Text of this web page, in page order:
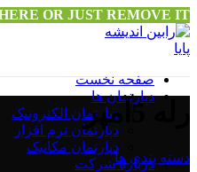
OR JUST REMOVE IT…
صفحه نخست
دپارتمان ها
دپارتمان الکترونیک
دپارتمان نرم افزار
دپارتمان مکانیک
درباره شرکت
رله 5آمپر
دسته بندی ها